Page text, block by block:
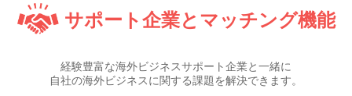
サポート企業とマッチング機能
経験豊富な海外ビジネスサポート企業と一緒に
自社の海外ビジネスに関する課題を解決できます。